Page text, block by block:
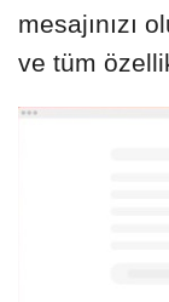
mesajınızı
ve tüm